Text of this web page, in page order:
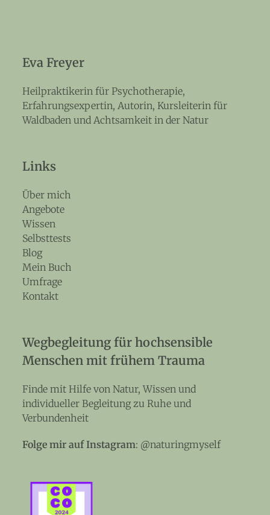
Eva Freyer
Heilpraktikerin für Psychotherapie,
Erfahrungsexpertin, Autorin, Kursleiterin für
Waldbaden und Achtsamkeit in der Natur
Links
Über mich
Angebote
Wissen
Selbsttests
Blog
Mein Buch
Umfrage
Kontakt
Wegbegleitung für hochsensible
Menschen mit frühem Trauma
Finde mit Hilfe von Natur, Wissen und
individueller Begleitung zu Ruhe und
Verbundenheit
Folge mir auf Instagram: @naturingmyself